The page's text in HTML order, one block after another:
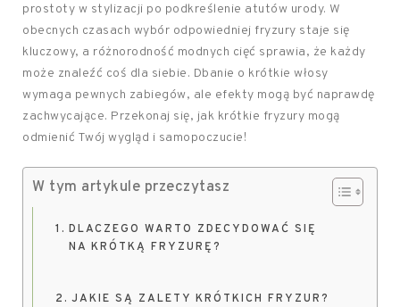
prostoty w stylizacji po podkreślenie atutów urody. W
obecnych czasach wybór odpowiedniej fryzury staje się
kluczowy, a różnorodność modnych cięć sprawia, że każdy
może znaleźć coś dla siebie. Dbanie o krótkie włosy
wymaga pewnych zabiegów, ale efekty mogą być naprawdę
zachwycające. Przekonaj się, jak krótkie fryzury mogą
odmienić Twój wygląd i samopoczucie!
W tym artykule przeczytasz
DLACZEGO WARTO ZDECYDOWAĆ SIĘ
NA KRÓTKĄ FRYZURĘ?
JAKIE SĄ ZALETY KRÓTKICH FRYZUR?